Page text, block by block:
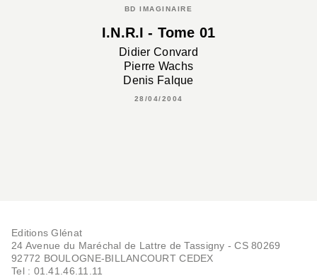
BD IMAGINAIRE
I.N.R.I - Tome 01
Didier Convard
Pierre Wachs
Denis Falque
28/04/2004
Editions Glénat
24 Avenue du Maréchal de Lattre de Tassigny - CS 80269
92772 BOULOGNE-BILLANCOURT CEDEX
Tel : 01.41.46.11.11